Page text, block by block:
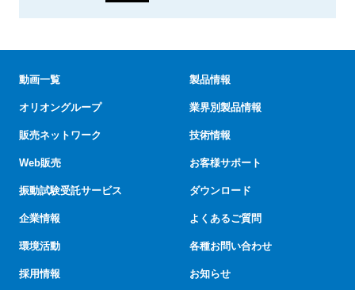
動画一覧
オリオングループ
販売ネットワーク
Web販売
振動試験受託サービス
企業情報
環境活動
採用情報
製品情報
業界別製品情報
技術情報
お客様サポート
ダウンロード
よくあるご質問
各種お問い合わせ
お知らせ